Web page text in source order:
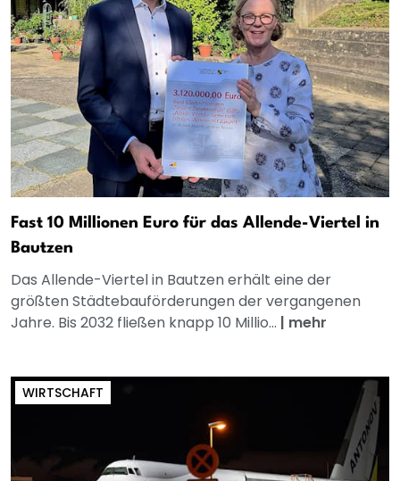
Fast 10 Millionen Euro für das Allende-Viertel in
Bautzen
Das Allende-Viertel in Bautzen erhält eine der
größten Städtebauförderungen der vergangenen
Jahre. Bis 2032 fließen knapp 10 Millio... | mehr
WIRTSCHAFT